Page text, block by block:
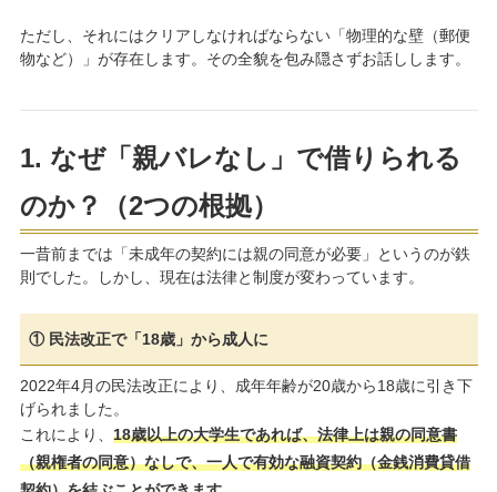
ただし、それにはクリアしなければならない「物理的な壁（郵便
物など）」が存在します。その全貌を包み隠さずお話しします。
1. なぜ「親バレなし」で借りられる
のか？（2つの根拠）
一昔前までは「未成年の契約には親の同意が必要」というのが鉄
則でした。しかし、現在は法律と制度が変わっています。
① 民法改正で「18歳」から成人に
2022年4月の民法改正により、成年年齢が20歳から18歳に引き下
げられました。
これにより、 18歳以上の大学生であれば、法律上は親の同意書
（親権者の同意）なしで、一人で有効な融資契約（金銭消費貸借